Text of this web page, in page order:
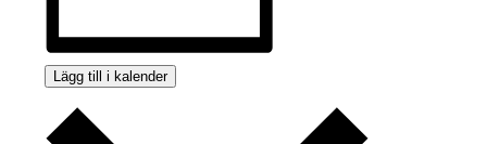
Lägg till i kalender